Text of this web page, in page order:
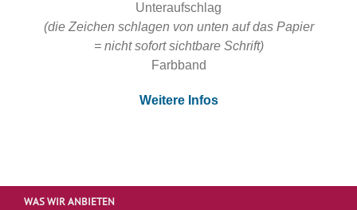
Unteraufschlag
(die Zeichen schlagen von unten auf das Papier
= nicht sofort sichtbare Schrift)
Farbband
Weitere Infos
WAS WIR ANBIETEN